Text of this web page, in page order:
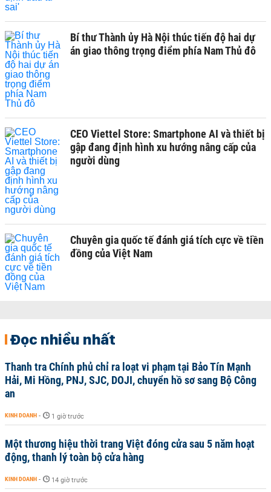
Bí thư Thành ủy Hà Nội thúc tiến độ hai dự
án giao thông trọng điểm phía Nam Thủ đô
CEO Viettel Store: Smartphone AI và thiết bị
gập đang định hình xu hướng nâng cấp của
người dùng
Chuyên gia quốc tế đánh giá tích cực về tiền
đồng của Việt Nam
Đọc nhiều nhất
Thanh tra Chính phủ chỉ ra loạt vi phạm tại Bảo Tín Mạnh
Hải, Mi Hồng, PNJ, SJC, DOJI, chuyển hồ sơ sang Bộ Công
an
KINH DOANH - 1 giờ trước
Một thương hiệu thời trang Việt đóng cửa sau 5 năm hoạt
động, thanh lý toàn bộ cửa hàng
KINH DOANH - 14 giờ trước